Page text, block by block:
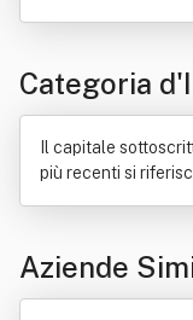
Categoria
Il capitale
più recenti si
Aziende